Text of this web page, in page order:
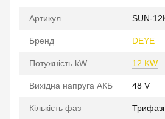
Артикул SUN-
Бренд DEYE
Потужність kW 12 KW
Вихідна напруга АКБ 48 V
Кількість фаз